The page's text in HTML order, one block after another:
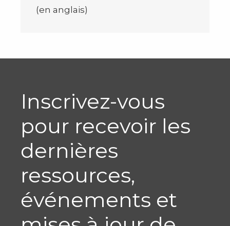
(en anglais)
Inscrivez-vous
pour recevoir les
dernières
ressources,
événements et